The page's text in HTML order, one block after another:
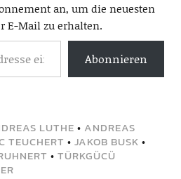
an, um die neuesten
E-Mail zu erhalten.
Abonnieren
LUTHE • ANDREAS
TEUCHERT • JAKOB BUSK •
• TÜRKGÜCÜ